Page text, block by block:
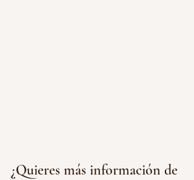
¿Quieres más información de